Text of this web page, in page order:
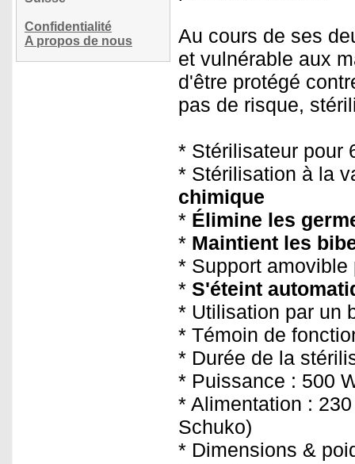
Confidentialité
A propos de nous
Au cours de ses
et vulnérable aux
d'être protégé
pas de risque,
* Stérilisateur pour
* Stérilisation à la
chimique
* Élimine les
* Maintient les
* Support amovible
* S'éteint
* Utilisation par un
* Témoin de
* Durée de la
* Puissance : 500
* Alimentation :
Schuko)
* Dimensions &